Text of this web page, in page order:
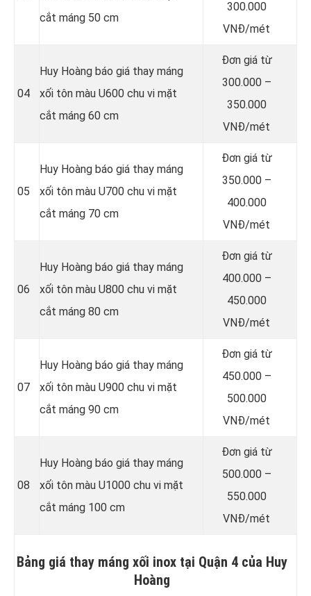
cắt máng 50 cm
300.000
VNĐ/mét
04
Huy Hoàng báo giá thay máng
xối tôn màu U600 chu vi mặt
cắt máng 60 cm
Đơn giá từ
300.000 –
350.000
VNĐ/mét
05
Huy Hoàng báo giá thay máng
xối tôn màu U700 chu vi mặt
cắt máng 70 cm
Đơn giá từ
350.000 –
400.000
VNĐ/mét
06
Huy Hoàng báo giá thay máng
xối tôn màu U800 chu vi mặt
cắt máng 80 cm
Đơn giá từ
400.000 –
450.000
VNĐ/mét
07
Huy Hoàng báo giá thay máng
xối tôn màu U900 chu vi mặt
cắt máng 90 cm
Đơn giá từ
450.000 –
500.000
VNĐ/mét
08
Huy Hoàng báo giá thay máng
xối tôn màu U1000 chu vi mặt
cắt máng 100 cm
Đơn giá từ
500.000 –
550.000
VNĐ/mét
Bảng giá thay máng xối inox tại Quận 4 của Huy
Hoàng